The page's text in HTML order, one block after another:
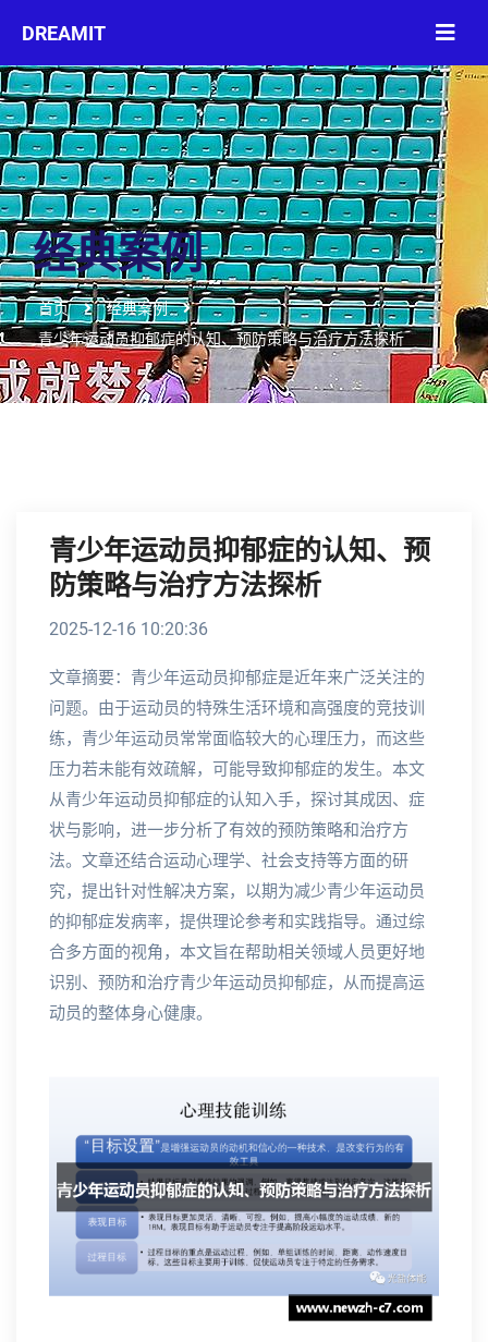
经典案例
首页
经典案例
青少年运动员抑郁症的认知、预防策略与治疗方法探析
青少年运动员抑郁症的认知、预
防策略与治疗方法探析
2025-12-16 10:20:36
文章摘要：青少年运动员抑郁症是近年来广泛关注的
问题。由于运动员的特殊生活环境和高强度的竞技训
练，青少年运动员常常面临较大的心理压力，而这些
压力若未能有效疏解，可能导致抑郁症的发生。本文
从青少年运动员抑郁症的认知入手，探讨其成因、症
状与影响，进一步分析了有效的预防策略和治疗方
法。文章还结合运动心理学、社会支持等方面的研
究，提出针对性解决方案，以期为减少青少年运动员
的抑郁症发病率，提供理论参考和实践指导。通过综
合多方面的视角，本文旨在帮助相关领域人员更好地
识别、预防和治疗青少年运动员抑郁症，从而提高运
动员的整体身心健康。